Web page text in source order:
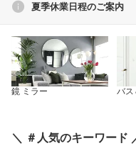
夏季休業日程のご案内
鏡 ミラー バス
＼ ＃人気のキーワード